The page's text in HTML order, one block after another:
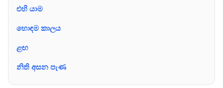
එහි යාම
හොඳම කාලය
ළඟ
නිති අසන පැණ